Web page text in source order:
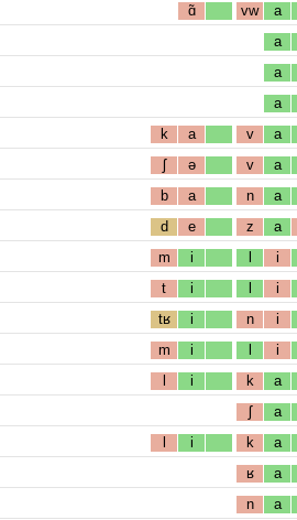
ɑ̃ vw a
a
a
a
k a v a
ʃ ə v a
b a n a
d e z a
m i l i
t i l i
tʁ i n i
m i l i
l i k a
ʃ a
l i k a
ʁ a
n a